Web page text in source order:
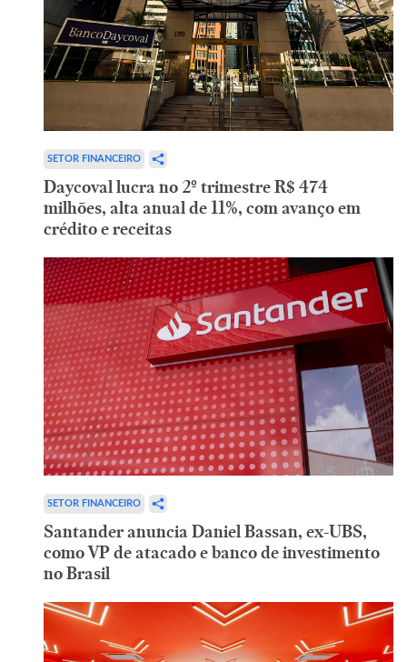
SETOR FINANCEIRO
Daycoval lucra no 2º trimestre R$ 474
milhões, alta anual de 11%, com avanço em
crédito e receitas
SETOR FINANCEIRO
Santander anuncia Daniel Bassan, ex-UBS,
como VP de atacado e banco de investimento
no Brasil